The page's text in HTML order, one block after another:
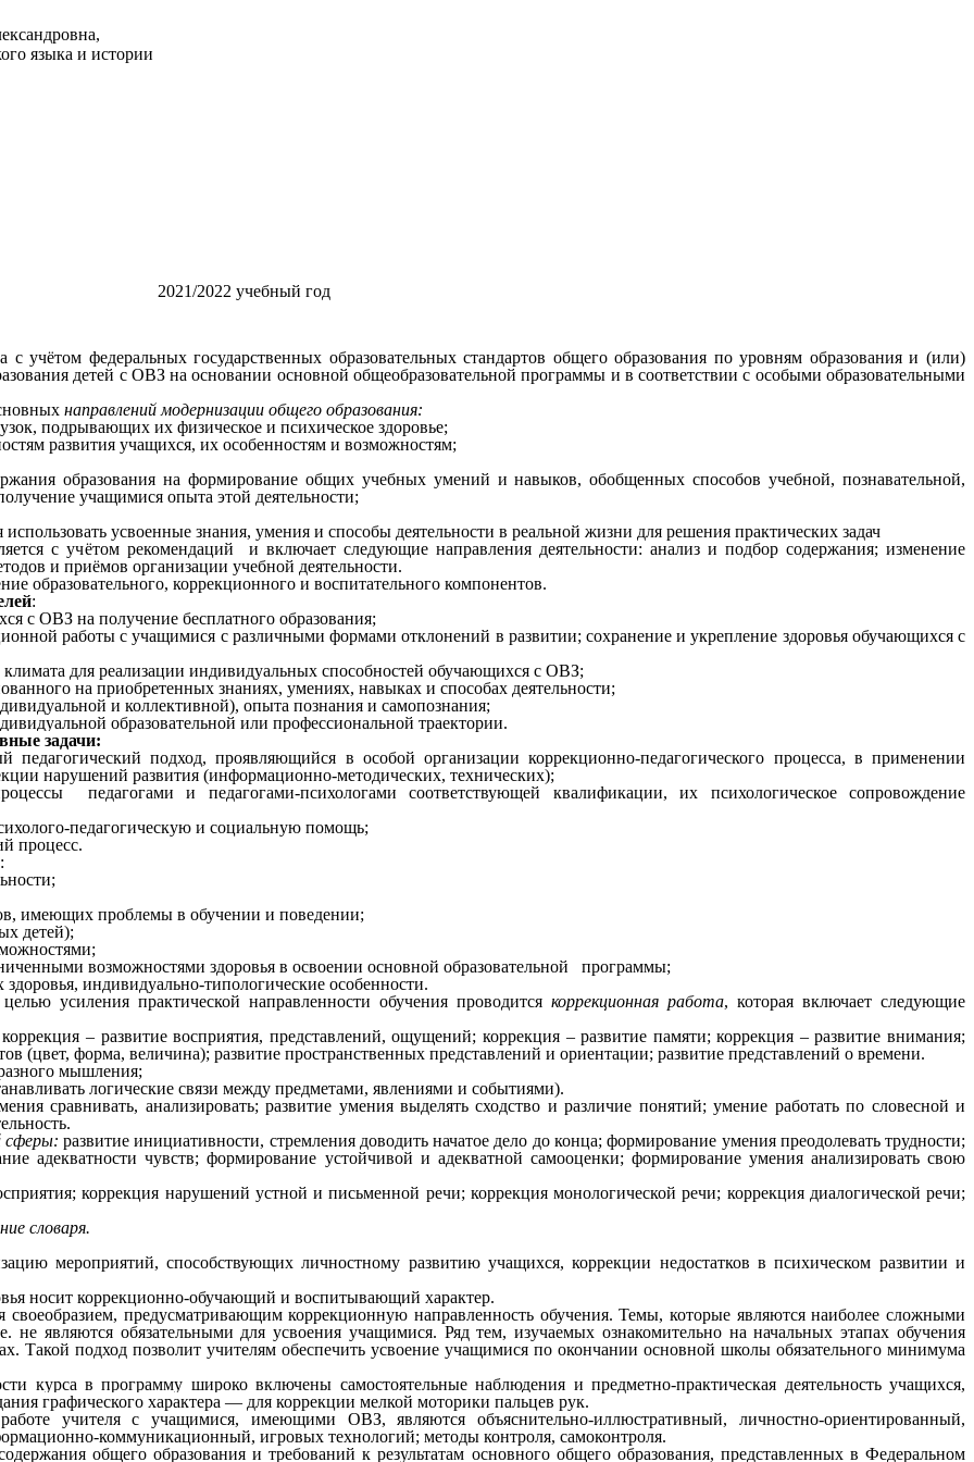
языка и истории
2021/2022 учебный год
федеральных государственных образовательных стандартов общего образования по уровням образования и (или)
детей с ОВЗ на основании основной общеобразовательной программы и в соответствии с особыми образовательными
направлений модернизации общего образования:
подрывающих их физическое и психическое здоровье;
развития учащихся, их особенностям и возможностям;
образования на формирование общих учебных умений и навыков, обобщенных способов учебной, познавательной,
учащимися опыта этой деятельности;
усвоенные знания, умения и способы деятельности в реальной жизни для решения практических задач
с учётом рекомендаций и включает следующие направления деятельности: анализ и подбор содержания; изменение
и приёмов организации учебной деятельности.
коррекционного и воспитательного компонентов.
:
с ОВЗ на получение бесплатного образования;
работы с учащимися с различными формами отклонений в развитии; сохранение и укрепление здоровья обучающихся с
климата для реализации индивидуальных способностей обучающихся с ОВЗ;
на приобретенных знаниях, умениях, навыках и способах деятельности;
и коллективной), опыта познания и самопознания;
образовательной или профессиональной траектории.
задачи:
педагогический подход, проявляющийся в особой организации коррекционно-педагогического процесса, в применении
нарушений развития (информационно-методических, технических);
педагогами и педагогами-психологами соответствующей квалификации, их психологическое сопровождение
педагогическую и социальную помощь;
процесс.
имеющих проблемы в обучении и поведении;
детей);
возможностями здоровья в освоении основной образовательной программы;
индивидуально-типологические особенности.
усиления практической направленности обучения проводится коррекционная работа, которая включает следующие
– развитие восприятия, представлений, ощущений; коррекция – развитие памяти; коррекция – развитие внимания;
(цвет, форма, величина); развитие пространственных представлений и ориентации; развитие представлений о времени.
мышления;
логические связи между предметами, явлениями и событиями).
сравнивать, анализировать; развитие умения выделять сходство и различие понятий; умение работать по словесной и
сферы: развитие инициативности, стремления доводить начатое дело до конца; формирование умения преодолевать трудности;
адекватности чувств; формирование устойчивой и адекватной самооценки; формирование умения анализировать свою
коррекция нарушений устной и письменной речи; коррекция монологической речи; коррекция диалогической речи;
словаря.
мероприятий, способствующих личностному развитию учащихся, коррекции недостатков в психическом развитии и
носит коррекционно-обучающий и воспитывающий характер.
предусматривающим коррекционную направленность обучения. Темы, которые являются наиболее сложными
не являются обязательными для усвоения учащимися. Ряд тем, изучаемых ознакомительно на начальных этапах обучения
Такой подход позволит учителям обеспечить усвоение учащимися по окончании основной школы обязательного минимума
в программу широко включены самостоятельные наблюдения и предметно-практическая деятельность учащихся,
графического характера — для коррекции мелкой моторики пальцев рук.
учителя с учащимися, имеющими ОВЗ, являются объяснительно-иллюстративный, личностно-ориентированный,
коммуникационный, игровых технологий; методы контроля, самоконтроля.
общего образования и требований к результатам основного общего образования, представленных в Федеральном